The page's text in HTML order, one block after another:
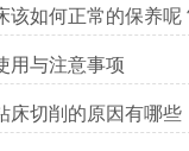
该如何正常的保养呢
用与注意事项
床切削的原因有哪些